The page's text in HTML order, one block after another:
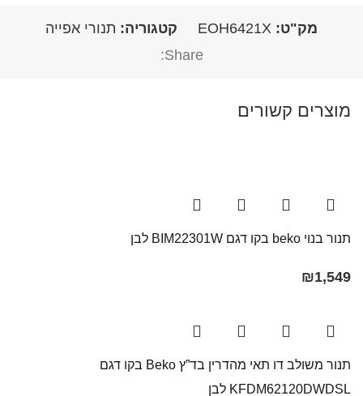
מק"ט: EOH6421X קטגוריה: תנורי אפייה
Share:
מוצרים קשורים
תנור בנוי beko בקו דגם BIM22301W לבן
₪1,549
תנור משולב דו תאי מהדרין בד”ץ Beko בקו ‏דגם
KFDM62120DWDSL לבן